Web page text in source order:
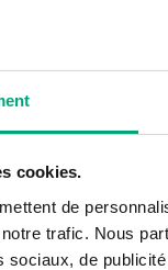
cookies.
de
trafic. Nous
sociaux, de
DN15-40,